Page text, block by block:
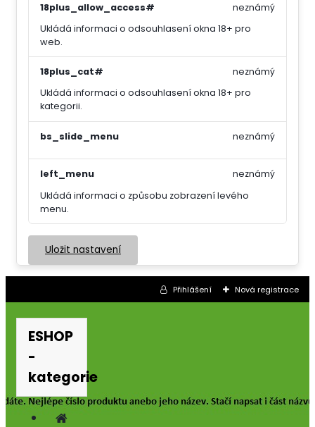
18plus_allow_access#
Ukládá informaci o odsouhlasení okna 18+ pro
web.
neznámý
18plus_cat#
Ukládá informaci o odsouhlasení okna 18+ pro
kategorii.
neznámý
bs_slide_menu neznámý
left_menu
Ukládá informaci o způsobu zobrazení levého
menu.
neznámý
Uložit nastavení
Přihlášení Nová registrace
ESHOP
-
kategorie